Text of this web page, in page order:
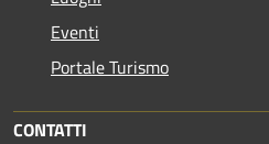
Eventi
Portale Turismo
CONTATTI